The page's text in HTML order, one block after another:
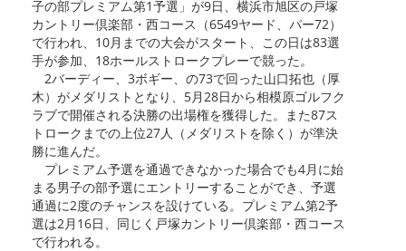
子の部プレミアム第1予選」が9日、横浜市旭区の戸塚
カントリー倶楽部・西コース（6549ヤード、パー72）
で行われ、10月までの大会がスタート、この日は83選
手が参加、18ホールストロークプレーで競った。
2バーディー、3ボギー、の73で回った山口拓也（厚
木）がメダリストとなり、5月28日から相模原ゴルフク
ラブで開催される決勝の出場権を獲得した。また87ス
トロークまでの上位27人（メダリストを除く）が準決
勝に進んだ。
プレミアム予選を通過できなかった場合でも4月に始
まる男子の部予選にエントリーすることができ、予選
通過に2度のチャンスを設けている。プレミアム第2予
選は2月16日、同じく戸塚カントリー倶楽部・西コース
で行われる。